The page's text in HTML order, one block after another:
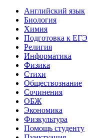
Английский язык
Биология
Химия
Подготовка к ЕГЭ
Религия
Информатика
Физика
Стихи
Обществознание
Сочинения
ОБЖ
Экономика
Физкультура
Помощь студенту